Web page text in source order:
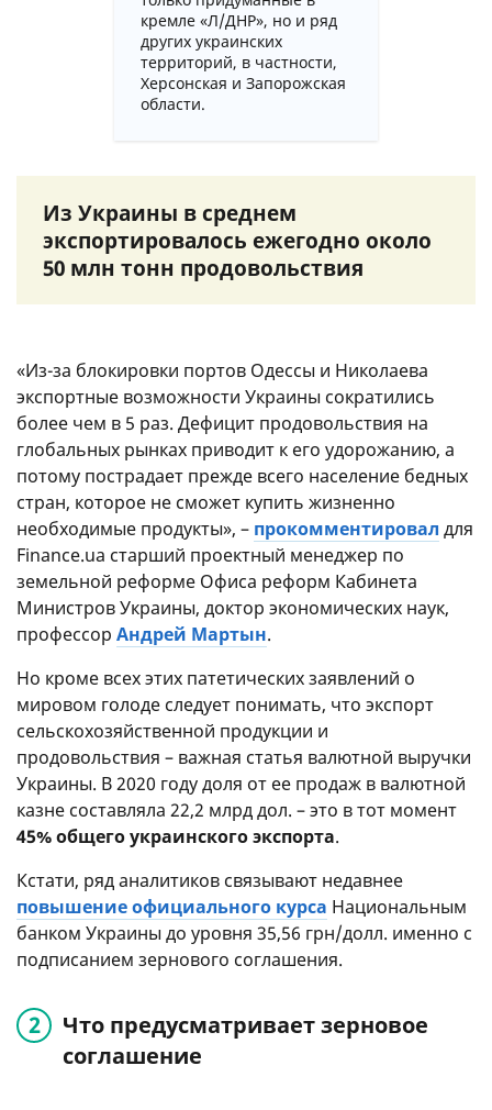
кремле «Л/ДНР», но и ряд
других украинских
территорий, в частности,
Херсонская и Запорожская
области.
Из Украины в среднем
экспортировалось ежегодно около
50 млн тонн продовольствия
«Из-за блокировки портов Одессы и Николаева
экспортные возможности Украины сократились
более чем в 5 раз. Дефицит продовольствия на
глобальных рынках приводит к его удорожанию, а
потому пострадает прежде всего население бедных
стран, которое не сможет купить жизненно
необходимые продукты», – прокомментировал для
Finance.ua старший проектный менеджер по
земельной реформе Офиса реформ Кабинета
Министров Украины, доктор экономических наук,
профессор Андрей Мартын.
Но кроме всех этих патетических заявлений о
мировом голоде следует понимать, что экспорт
сельскохозяйственной продукции и
продовольствия – важная статья валютной выручки
Украины. В 2020 году доля от ее продаж в валютной
казне составляла 22,2 млрд дол. – это в тот момент
45% общего украинского экспорта.
Кстати, ряд аналитиков связывают недавнее
повышение официального курса Национальным
банком Украины до уровня 35,56 грн/долл. именно с
подписанием зернового соглашения.
Что предусматривает зерновое
соглашение